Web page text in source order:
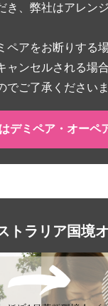
き、弊社はアレン
ペアをお断りする
ャンセルされる場
でご了承くださいま
デミペア・オーペ
トラリア国境